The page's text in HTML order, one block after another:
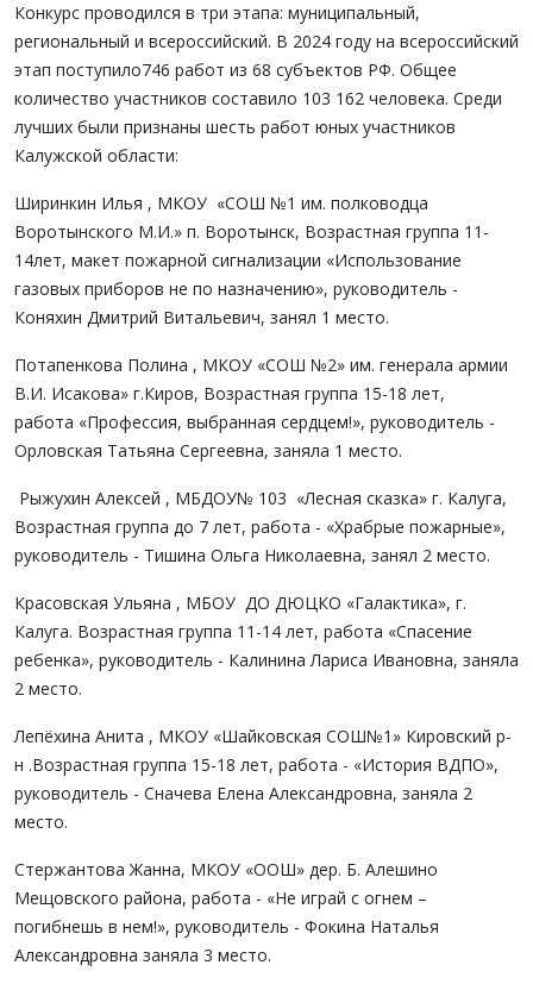
Конкурс проводился в три этапа: муниципальный,
региональный и всероссийский. В 2024 году на всероссийский
этап поступило746 работ из 68 субъектов РФ. Общее
количество участников составило 103 162 человека. Среди
лучших были признаны шесть работ юных участников
Калужской области:
Ширинкин Илья , МКОУ «СОШ №1 им. полководца
Воротынского М.И.» п. Воротынск, Возрастная группа 11-
14лет, макет пожарной сигнализации «Использование
газовых приборов не по назначению», руководитель -
Коняхин Дмитрий Витальевич, занял 1 место.
Потапенкова Полина , МКОУ «СОШ №2» им. генерала армии
В.И. Исакова» г.Киров, Возрастная группа 15-18 лет,
работа «Профессия, выбранная сердцем!», руководитель -
Орловская Татьяна Сергеевна, заняла 1 место.
Рыжухин Алексей , МБДОУ№ 103 «Лесная сказка» г. Калуга,
Возрастная группа до 7 лет, работа - «Храбрые пожарные»,
руководитель - Тишина Ольга Николаевна, занял 2 место.
Красовская Ульяна , МБОУ ДО ДЮЦКО «Галактика», г.
Калуга. Возрастная группа 11-14 лет, работа «Спасение
ребенка», руководитель - Калинина Лариса Ивановна, заняла
2 место.
Лепёхина Анита , МКОУ «Шайковская СОШ№1» Кировский р-
н .Возрастная группа 15-18 лет, работа - «История ВДПО»,
руководитель - Сначева Елена Александровна, заняла 2
место.
Стержантова Жанна, МКОУ «ООШ» дер. Б. Алешино
Мещовского района, работа - «Не играй с огнем –
погибнешь в нем!», руководитель - Фокина Наталья
Александровна заняла 3 место.